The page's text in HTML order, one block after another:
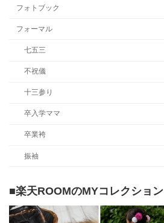
フォトブック
フォーマル
七五三
不祝儀
十三参り
卒入学ママ
卒業袴
振袖
■楽天ROOMのMYコレクション